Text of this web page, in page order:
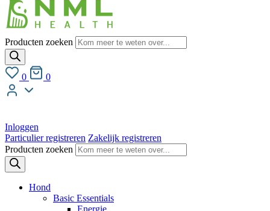
Producten zoeken
0 0
Inloggen
Particulier registreren Zakelijk registreren
Producten zoeken
Hond
Basic Essentials
Energie